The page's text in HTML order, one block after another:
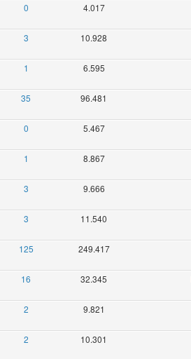
0 4.017
3 10.928
1 6.595
35 96.481
0 5.467
1 8.867
3 9.666
3 11.540
125 249.417
16 32.345
2 9.821
2 10.301